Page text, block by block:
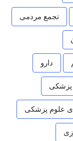
تجمع مردمی
دارو
پزشکی
علوم پزشکی